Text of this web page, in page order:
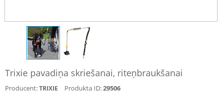
Trixie pavadiņa skriešanai, riteņbraukšanai
Producent:TRIXIE Produkta ID:29506